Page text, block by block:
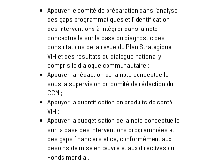
Appuyer le comité de préparation dans l’analyse
des gaps programmatiques et l’identification
des interventions à intégrer dans la note
conceptuelle sur la base du diagnostic des
consultations de la revue du Plan Stratégique
VIH et des résultats du dialogue national y
compris le dialogue communautaire ;
Appuyer la rédaction de la note conceptuelle
sous la supervision du comité de rédaction du
CCM ;
Appuyer la quantification en produits de santé
VIH ;
Appuyer la budgétisation de la note conceptuelle
sur la base des interventions programmées et
des gaps financiers et ce, conformément aux
besoins de mise en œuvre et aux directives du
Fonds mondial.